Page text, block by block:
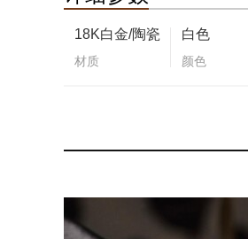
18K白金/陶瓷
材质
白色
颜色